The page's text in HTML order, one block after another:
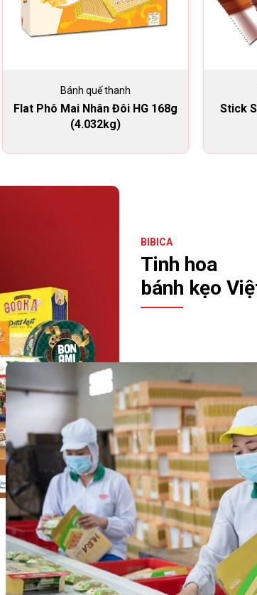
Bánh quế thanh
Flat Phô Mai Nhân Đôi HG 168g
(4.032kg)
Stick
BIBICA
Tinh hoa
bánh kẹo